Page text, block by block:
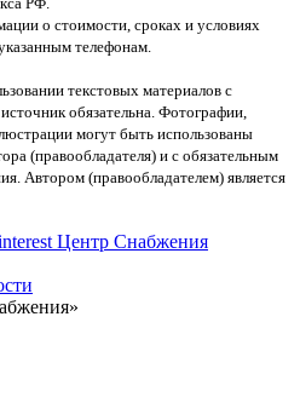
о стоимости, сроках и условиях
телефонам.
текстовых материалов с
обязательна. Фотографии,
могут быть использованы
(правообладателя) и с обязательным
Автором (правообладателем) является